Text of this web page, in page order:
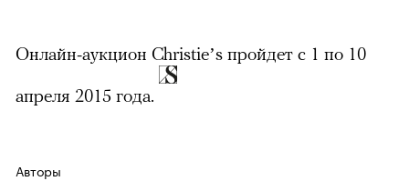
Онлайн-аукцион Christie’s пройдет с 1 по 10
апреля 2015 года.
Авторы